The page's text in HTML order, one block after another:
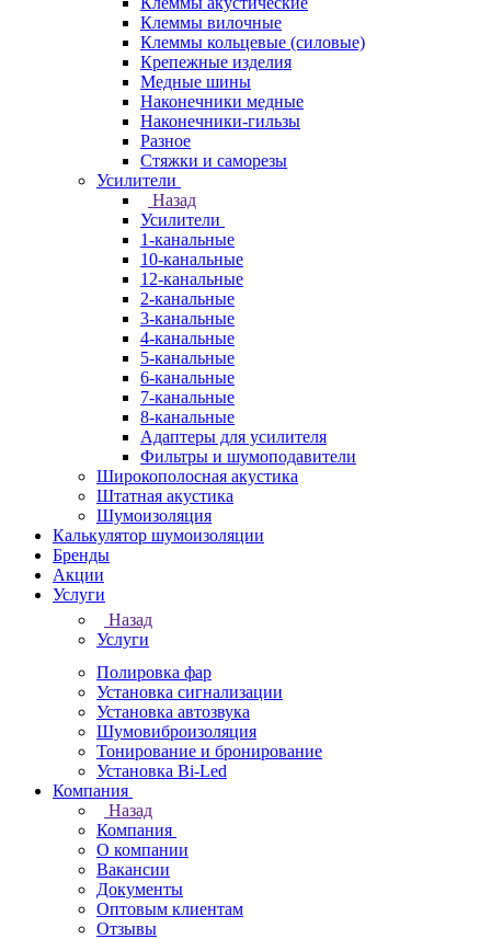
Клеммы вилочные
Клеммы кольцевые (силовые)
Крепежные изделия
Медные шины
Наконечники медные
Наконечники-гильзы
Разное
Стяжки и саморезы
Усилители
Назад
Усилители
1-канальные
10-канальные
12-канальные
2-канальные
3-канальные
4-канальные
5-канальные
6-канальные
7-канальные
8-канальные
Адаптеры для усилителя
Фильтры и шумоподавители
Широкополосная акустика
Штатная акустика
Шумоизоляция
Калькулятор шумоизоляции
Бренды
Акции
Услуги
Назад
Услуги
Полировка фар
Установка сигнализации
Установка автозвука
Шумовиброизоляция
Тонирование и бронирование
Установка Bi-Led
Компания
Назад
Компания
О компании
Вакансии
Документы
Оптовым клиентам
Отзывы